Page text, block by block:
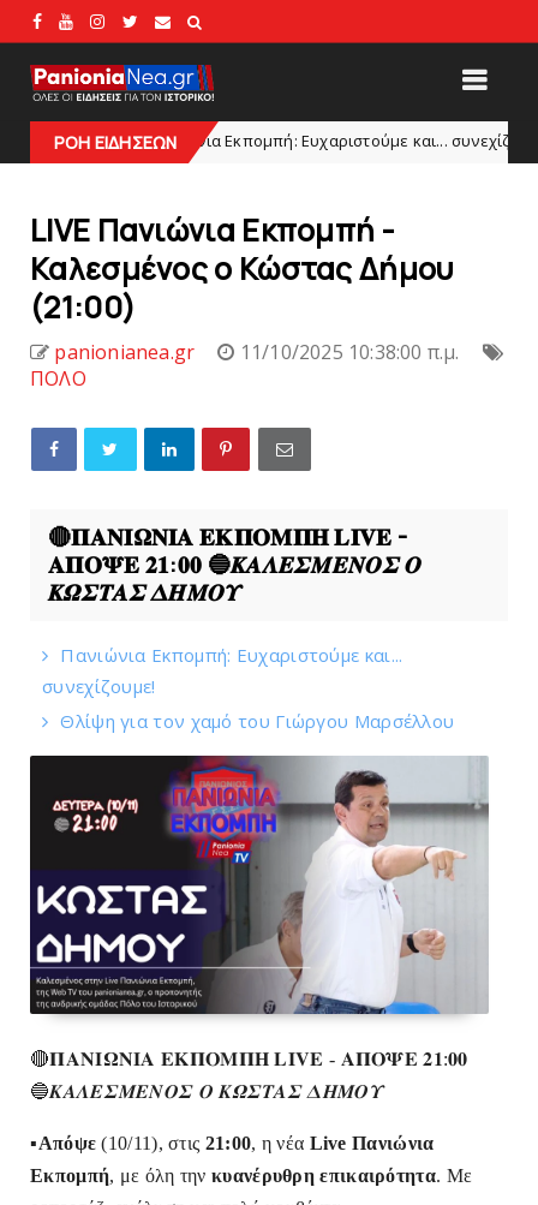
ΡΟΗ ΕΙΔΗΣΕΩΝ
Πανιώνια Εκπομπή: Eυχαριστούμε και... συνεχίζουμε!
LIVE Πανιώνια Εκπομπή -
Καλεσμένος ο Κώστας Δήμου
(21:00)
panionianea.gr
11/10/2025 10:38:00 π.μ.
ΠΟΛΟ
🔴𝚷𝚨𝚴𝚰𝛀𝚴𝚰𝚨 𝚬𝚱𝚷𝚶𝚳𝚷𝚮 𝐋𝐈𝐕𝐄 -
𝚨𝚷𝚶𝚿𝚬 𝟐𝟏:𝟎𝟎 🔵𝜥𝜜𝜦𝜠𝜮𝜧𝜠𝜨𝜪𝜮 𝜪
𝜥𝜴𝜮𝜯𝜜𝜮 𝜟𝜢𝜧𝜪𝜰
Πανιώνια Εκπομπή: Eυχαριστούμε και...
συνεχίζουμε!
Θλίψη για τον χαμό του Γιώργου Mαρσέλλου
🔴𝚷𝚨𝚴𝚰𝛀𝚴𝚰𝚨 𝚬𝚱𝚷𝚶𝚳𝚷𝚮 𝐋𝐈𝐕𝐄 - 𝚨𝚷𝚶𝚿𝚬 𝟐𝟏:𝟎𝟎
🔵𝜥𝜜𝜦𝜠𝜮𝜧𝜠𝜨𝜪𝜮 𝜪 𝜥𝜴𝜮𝜯𝜜𝜮 𝜟𝜢𝜧𝜪𝜰
▪️Απόψε(10/11), στις 21:00, η νέα Live Πανιώνια
Εκπομπή, με όλη τηνκυανέρυθρη επικαιρότητα. Με